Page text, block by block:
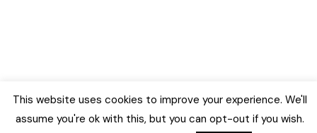
This website uses cookies to improve your experience. We'll
assume you're ok with this, but you can opt-out if you wish.